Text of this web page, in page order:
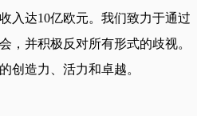
入达10亿欧元。我们致力于通过
，并积极反对所有形式的歧视。
创造力、活力和卓越。